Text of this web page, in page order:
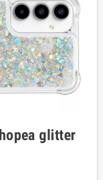
glitter